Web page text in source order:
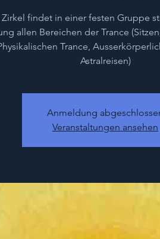
Zirkel findet in einer festen Gruppe
allen Bereichen der Trance
Trance,
Astralreisen)
Anmeldung
Veranstaltungen ansehen